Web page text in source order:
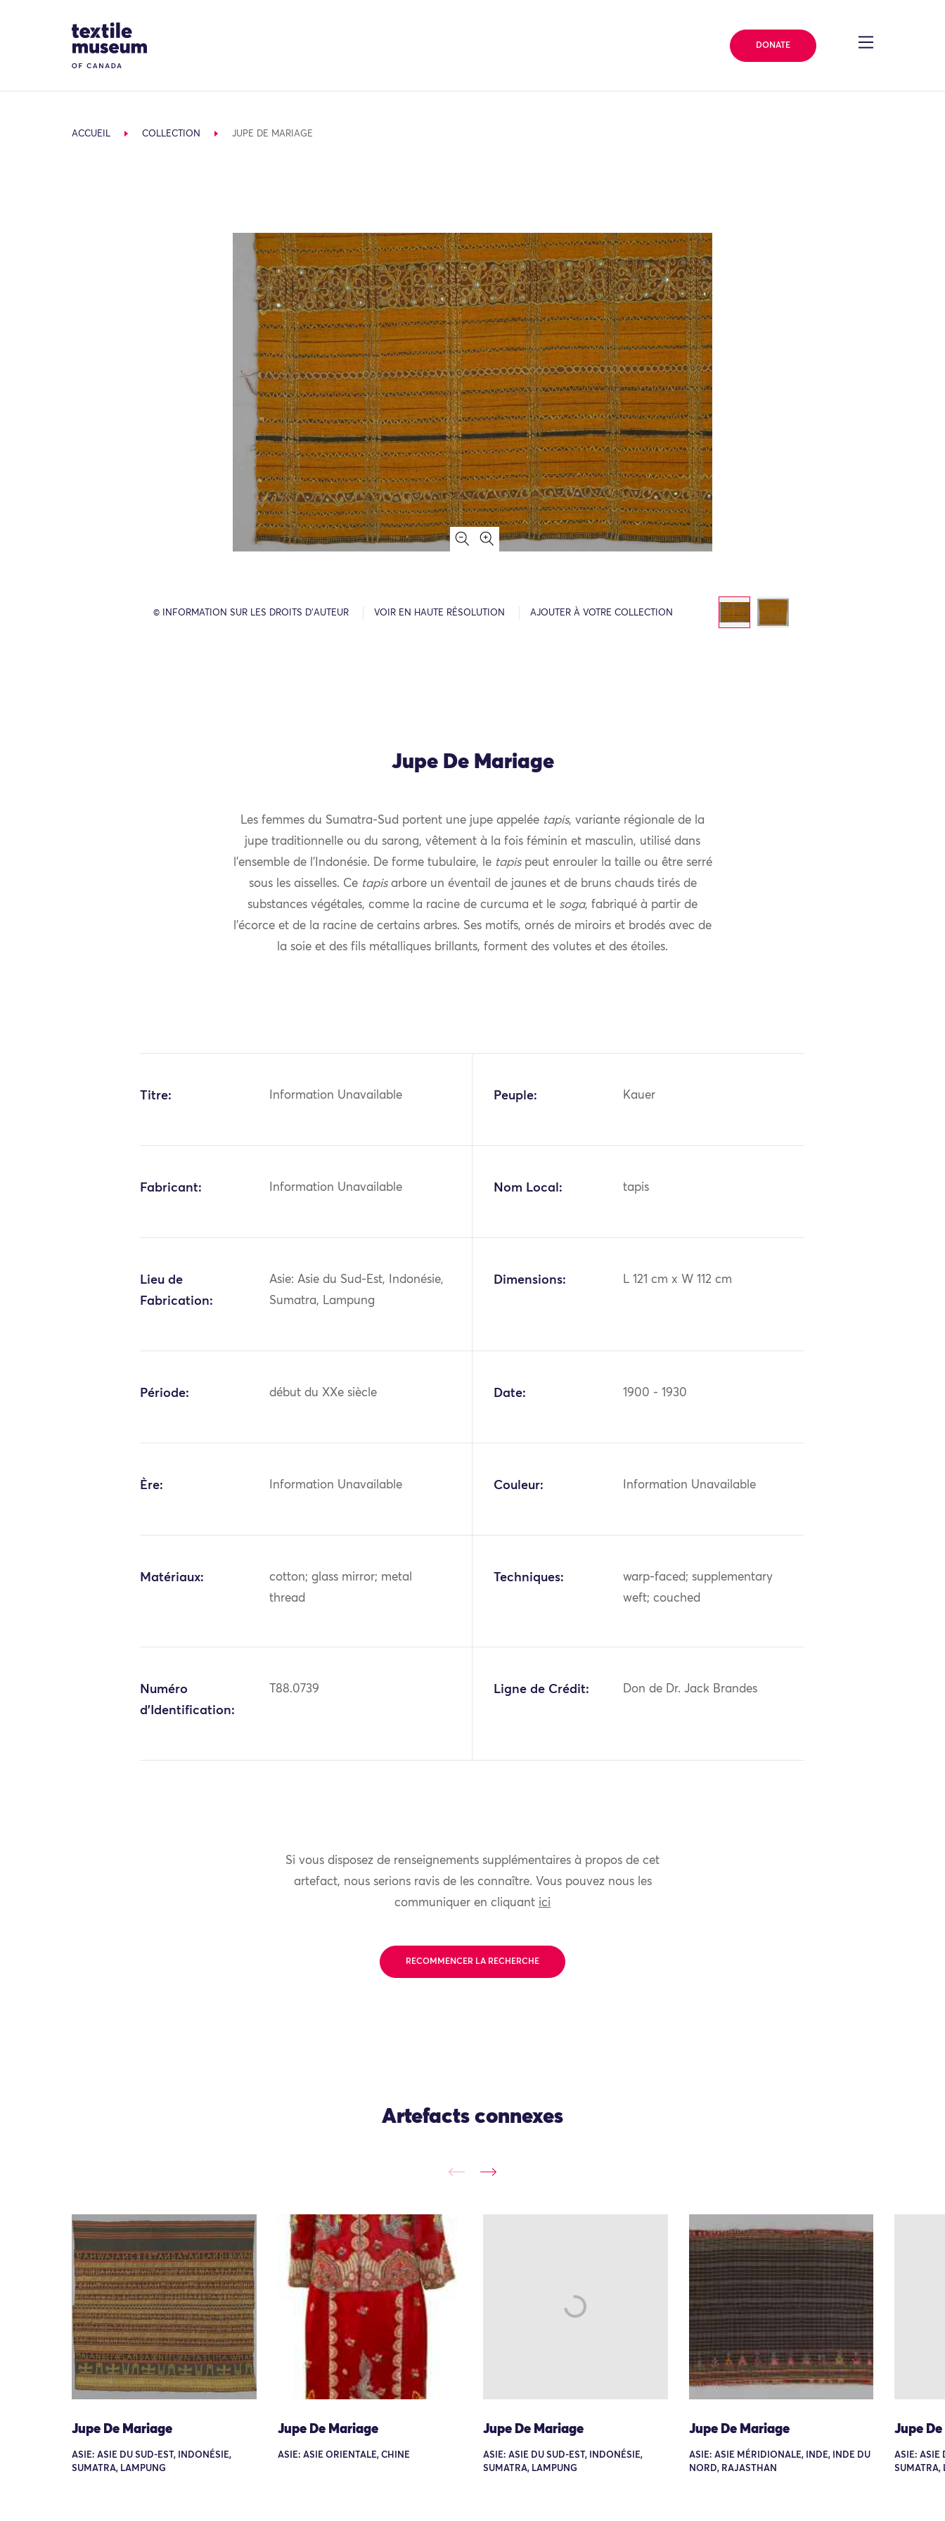
Site Logo
DONATE
ACCUEIL COLLECTION JUPE DE MARIAGE
© INFORMATION SUR LES DROITS D’AUTEUR VOIR EN HAUTE RÉSOLUTION AJOUTER À VOTRE COLLECTION
Jupe De Mariage
Les femmes du Sumatra-Sud portent une jupe appelée tapis, variante régionale de la
jupe traditionnelle ou du sarong, vêtement à la fois féminin et masculin, utilisé dans
l’ensemble de l’Indonésie. De forme tubulaire, le tapispeut enrouler la taille ou être serré
sous les aisselles. Ce tapisarbore un éventail de jaunes et de bruns chauds tirés de
substances végétales, comme la racine de curcuma et le soga, fabriqué à partir de
l’écorce et de la racine de certains arbres. Ses motifs, ornés de miroirs et brodés avec de
la soie et des fils métalliques brillants, forment des volutes et des étoiles.
Titre: Information Unavailable Peuple: Kauer
Fabricant: Information Unavailable Nom Local: tapis
Lieu de
Fabrication:
Asie: Asie du Sud-Est, Indonésie,
Sumatra, Lampung
Dimensions: L 121 cm x W 112 cm
Période: début du XXe siècle Date: 1900 - 1930
Ère: Information Unavailable Couleur: Information Unavailable
Matériaux:
cotton; glass mirror; metal
thread
Techniques:
warp-faced; supplementary
weft; couched
Numéro
d'Identification:
T88.0739 Ligne de Crédit: Don de Dr. Jack Brandes
Si vous disposez de renseignements supplémentaires à propos de cet
artefact, nous serions ravis de les connaître. Vous pouvez nous les
communiquer en cliquant ici
RECOMMENCER LA RECHERCHE
Artefacts connexes
Jupe De Mariage
ASIE: ASIE DU SUD-EST, INDONÉSIE,
SUMATRA, LAMPUNG
Jupe De Mariage
ASIE: ASIE ORIENTALE, CHINE
Jupe De Mariage
ASIE: ASIE DU SUD-EST, INDONÉSIE,
SUMATRA, LAMPUNG
Jupe De Mariage
ASIE: ASIE MÉRIDIONALE, INDE, INDE DU
NORD, RAJASTHAN
Jupe
ASIE: ASIE
SUMATRA,